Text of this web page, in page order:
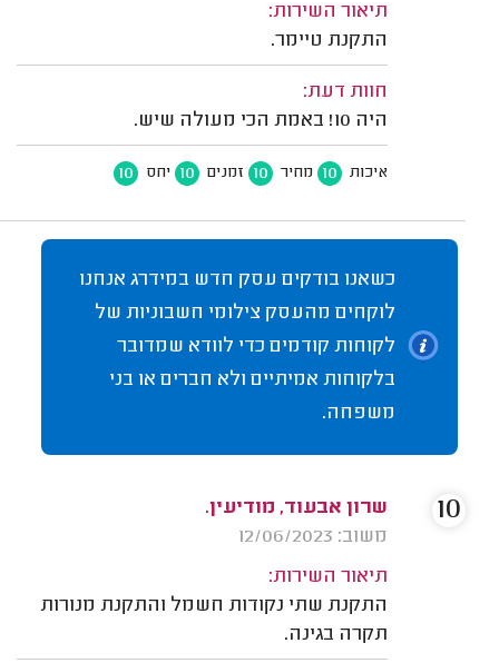
תיאור השירות:
התקנת טיימר.
חוות דעת:
היה 10! באמת הכי מעולה שיש.
איכות 10 מחיר 10 זמנים 10 יחס 10
כשאנו בודקים עסק חדש במידרג אנחנו
לוקחים מהעסק צילומי חשבוניות של
לקוחות קודמים כדי לוודא שמדובר
בלקוחות אמיתיים ולא חברים או בני
משפחה.
שרון אבעוד, מודיעין.
משוב: 12/06/2023
תיאור השירות:
התקנת שתי נקודות חשמל והתקנת מנורות
תקרה בגינה.
10